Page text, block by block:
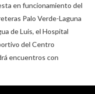
en funcionamiento del
Palo Verde-Laguna
de Luis, el Hospital
del Centro
encuentros con